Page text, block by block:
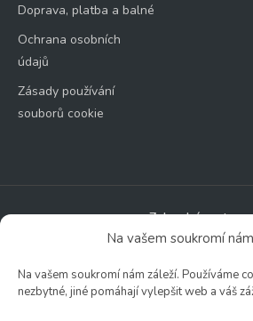
Na vašem soukromí
Na vašem soukromí nám záleží. Používáme
nezbytné, jiné pomáhají vylepšit web a váš
Doprava, platba a balné
Ochrana osobních
údajů
Zásady používání
souborů cookie
Zahradní centrum
🕑 Po – Čt: 9:00 –
🕑 Pá – So: 9:00 –
🚫 Neděle: